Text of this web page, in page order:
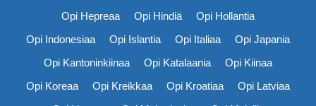
Opi Hepreaa
Opi Hindiä
Opi Hollantia
Opi Indonesiaa
Opi Islantia Opi Italiaa
Opi Japania
Opi Kantoninkiinaa
Opi Katalaania
Opi Kiinaa
Opi Koreaa
Opi Kreikkaa Opi Kroatiaa
Opi Latviaa